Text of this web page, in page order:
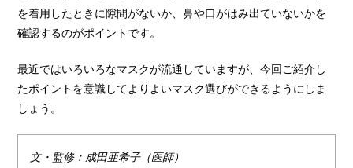
を着用したときに隙間がないか、鼻や口がはみ出ていないかを
確認するのがポイントです。
最近ではいろいろなマスクが流通していますが、今回ご紹介し
たポイントを意識してよりよいマスク選びができるようにしま
しょう。
文・監修：成田亜希子（医師）